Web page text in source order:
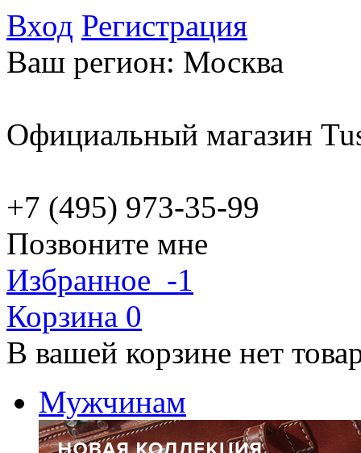
Вход Регистрация
Ваш регион: Москва
Официальный магазин
+7 (495) 973-35-99
Позвоните мне
Избранное -1
Корзина 0
В вашей корзине нет
Мужчинам